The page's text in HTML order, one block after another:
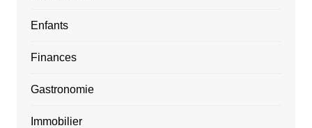
Enfants
Finances
Gastronomie
Immobilier